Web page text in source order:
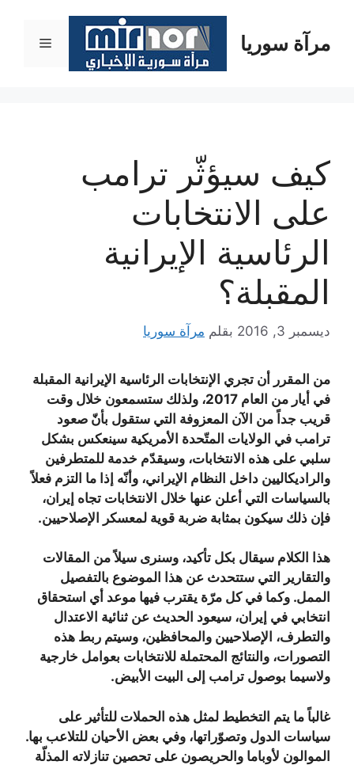
المحتوىمرآة سوريا القائمة
كيف سيؤثّر ترامب
على الانتخابات
الرئاسية الإيرانية
المقبلة؟
ديسمبر 3, 2016 بقلم مرآة سوريا
من المقرر أن تجري الإنتخابات الرئاسية الإيرانية المقبلة
في أيار من العام 2017، ولذلك ستسمعون خلال وقت
قريب جداً من الآن المعزوفة التي ستقول بأنّ صعود
ترامب في الولايات المتّحدة الأمريكية سينعكس بشكل
سلبي على هذه الانتخابات، وسيقدّم خدمة للمتطرفين
والراديكاليين داخل النظام الإيراني، وأنّه إذا ما التزم فعلاً
بالسياسات التي أعلن عنها خلال الانتخابات تجاه إيران،
فإن ذلك سيكون بمثابة ضربة قوية لمعسكر الإصلاحيين.
هذا الكلام سيقال بكل تأكيد، وسنرى سيلاً من المقالات
والتقارير التي ستتحدث عن هذا الموضوع بالتفصيل
الممل. وكما في كل مرّة يقترب فيها موعد أي استحقاق
انتخابي في إيران، سيعود الحديث عن ثنائية الاعتدال
والتطرف، الإصلاحيين والمحافظين، وسيتم ربط هذه
التصورات، والنتائج المحتملة للانتخابات بعوامل خارجية
ولاسيما بوصول ترامب إلى البيت الأبيض.
غالباً ما يتم التخطيط لمثل هذه الحملات للتأثير على
سياسات الدول وتصوّراتها، وفي بعض الأحيان للتلاعب بها.
الموالون لأوباما والحريصون على تحصين تنازلاته المذلّة